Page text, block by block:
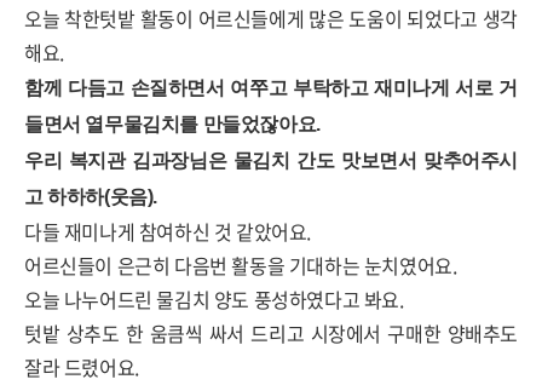
오늘 착한텃밭 활동이 어르신들에게 많은 도움이 되었다고 생각
해요.
함께 다듬고 손질하면서 여쭈고 부탁하고 재미나게 서로 거
들면서 열무물김치를 만들었잖아요.
우리 복지관 김과장님은 물김치 간도 맛보면서 맞추어주시
고 하하하(웃음).
다들 재미나게 참여하신 것 같았어요.
어르신들이 은근히 다음번 활동을 기대하는 눈치였어요.
오늘 나누어드린 물김치 양도 풍성하였다고 봐요.
텃밭 상추도 한 움큼씩 싸서 드리고 시장에서 구매한 양배추도
잘라 드렸어요.